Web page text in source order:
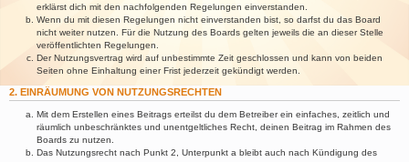
erklärst dich mit den nachfolgenden Regelungen einverstanden.
Wenn du mit diesen Regelungen nicht einverstanden bist, so darfst du das Board
nicht weiter nutzen. Für die Nutzung des Boards gelten jeweils die an dieser Stelle
veröffentlichten Regelungen.
Der Nutzungsvertrag wird auf unbestimmte Zeit geschlossen und kann von beiden
Seiten ohne Einhaltung einer Frist jederzeit gekündigt werden.
2. EINRÄUMUNG VON NUTZUNGSRECHTEN
Mit dem Erstellen eines Beitrags erteilst du dem Betreiber ein einfaches, zeitlich und
räumlich unbeschränktes und unentgeltliches Recht, deinen Beitrag im Rahmen des
Boards zu nutzen.
Das Nutzungsrecht nach Punkt 2, Unterpunkt a bleibt auch nach Kündigung des